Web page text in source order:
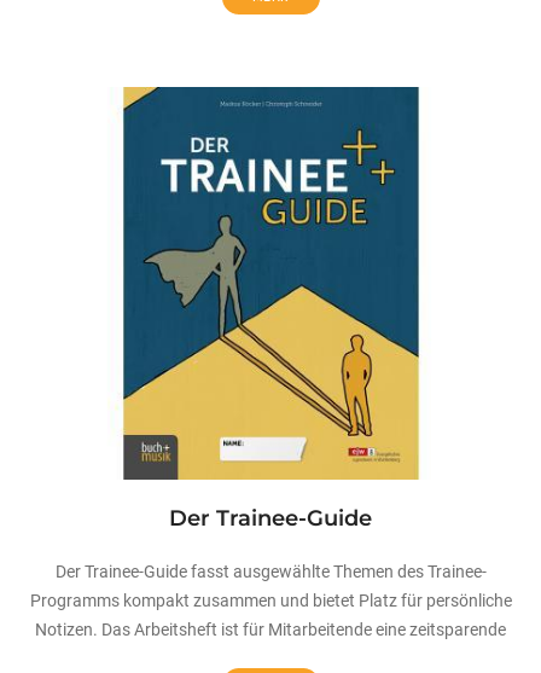
Der Trainee-Guide
Der Trainee-Guide fasst ausgewählte Themen des Trainee-
Programms kompakt zusammen und bietet Platz für persönliche
Notizen. Das Arbeitsheft ist für Mitarbeitende eine zeitsparende